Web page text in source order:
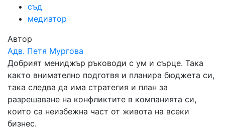
съд
медиатор
Автор
Адв. Петя Мургова
Добрият мениджър ръководи с ум и сърце. Така
както внимателно подготвя и планира бюджета си,
така следва да има стратегия и план за
разрешаване на конфликтите в компанията си,
които са неизбежна част от живота на всеки
бизнес.